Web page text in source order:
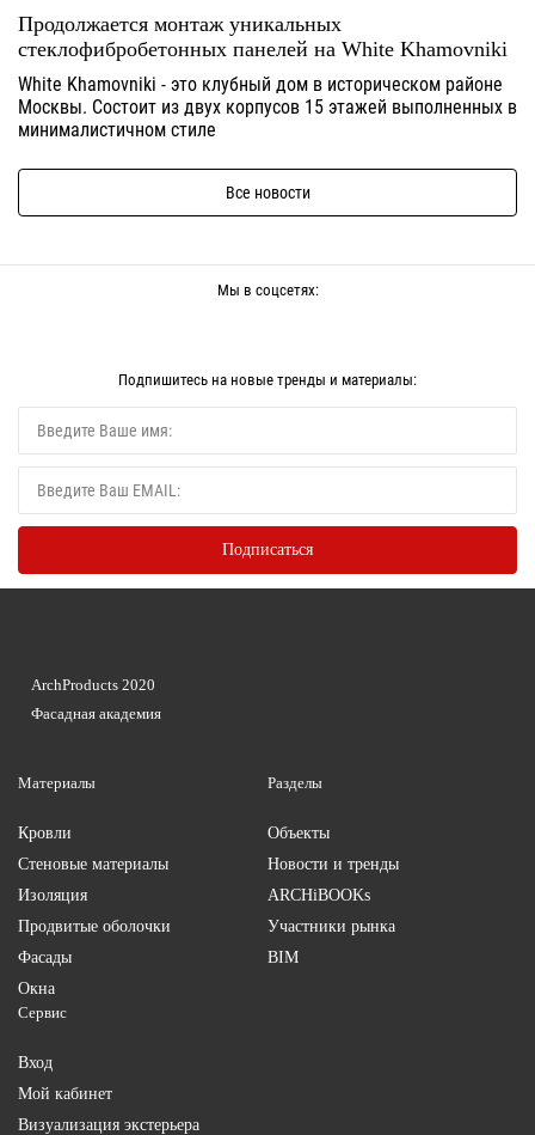
Продолжается монтаж уникальных
стеклофибробетонных панелей на White Khamovniki
White Khamovniki - это клубный дом в историческом районе
Москвы. Состоит из двух корпусов 15 этажей выполненных в
минималистичном стиле
Все новости
Мы в соцсетях:
Подпишитесь на новые тренды и материалы:
Материалы
Кровли
Стеновые материалы
Изоляция
Продвитые оболочки
Фасады
Окна
Разделы
Объекты
Новости и тренды
ARCHiBOOKs
Участники рынка
BIM
Сервис
Вход
Мой кабинет
Визуализация экстерьера
ArchProducts 2020
Фасадная академия